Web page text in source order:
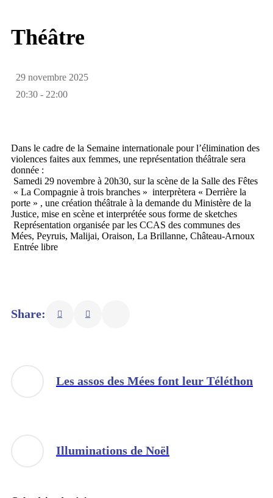
Théâtre
29 novembre 2025
20:30 - 22:00
Dans le cadre de la Semaine internationale pour l’élimination des
violences faites aux femmes, une représentation théâtrale sera
donnée :
Samedi 29 novembre à 20h30, sur la scène de la Salle des Fêtes
« La Compagnie à trois branches » interprètera « Derrière la
porte » , une création théâtrale à la demande du Ministère de la
Justice, mise en scène et interprétée sous forme de sketches
Représentation organisée par les CCAS des communes des
Mées, Peyruis, Malijai, Oraison, La Brillanne, Château-Arnoux
Entrée libre
Share:
Les assos des Mées font leur Téléthon
Illuminations de Noël